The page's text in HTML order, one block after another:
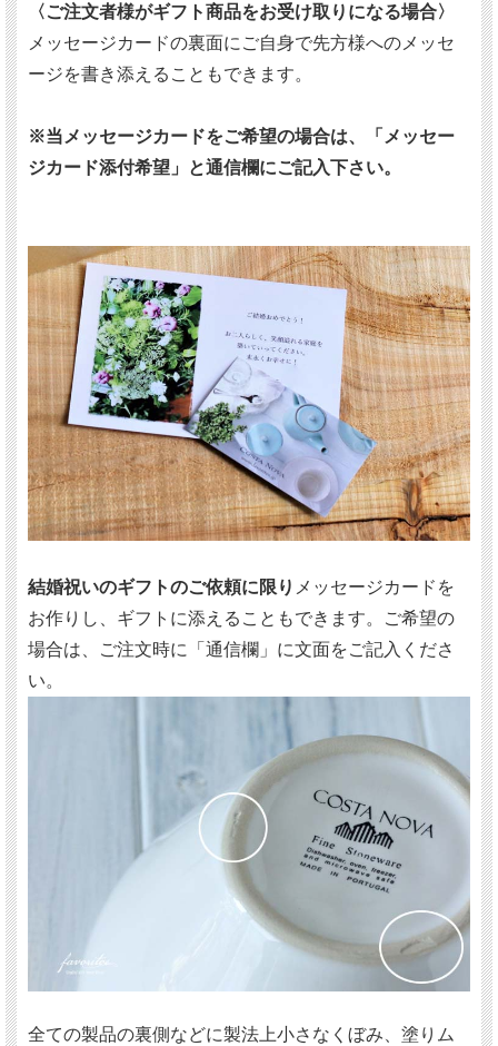
〈ご注文者様がギフト商品をお受け取りになる場合〉
メッセージカードの裏面にご自身で先方様へのメッセ
ージを書き添えることもできます。
※当メッセージカードをご希望の場合は、「メッセー
ジカード添付希望」と通信欄にご記入下さい。
結婚祝いのギフトのご依頼に限り メッセージカードを
お作りし、ギフトに添えることもできます。ご希望の
場合は、ご注文時に「通信欄」に文面をご記入くださ
い。
全ての製品の裏側などに製法上小さなくぼみ、塗りム